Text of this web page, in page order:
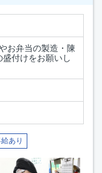
お弁当の製造・陳
付けをお願いし
あり